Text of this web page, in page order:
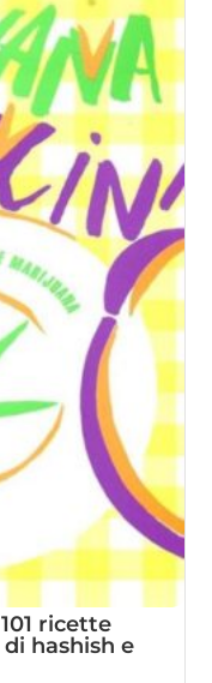
ricette
hashish e